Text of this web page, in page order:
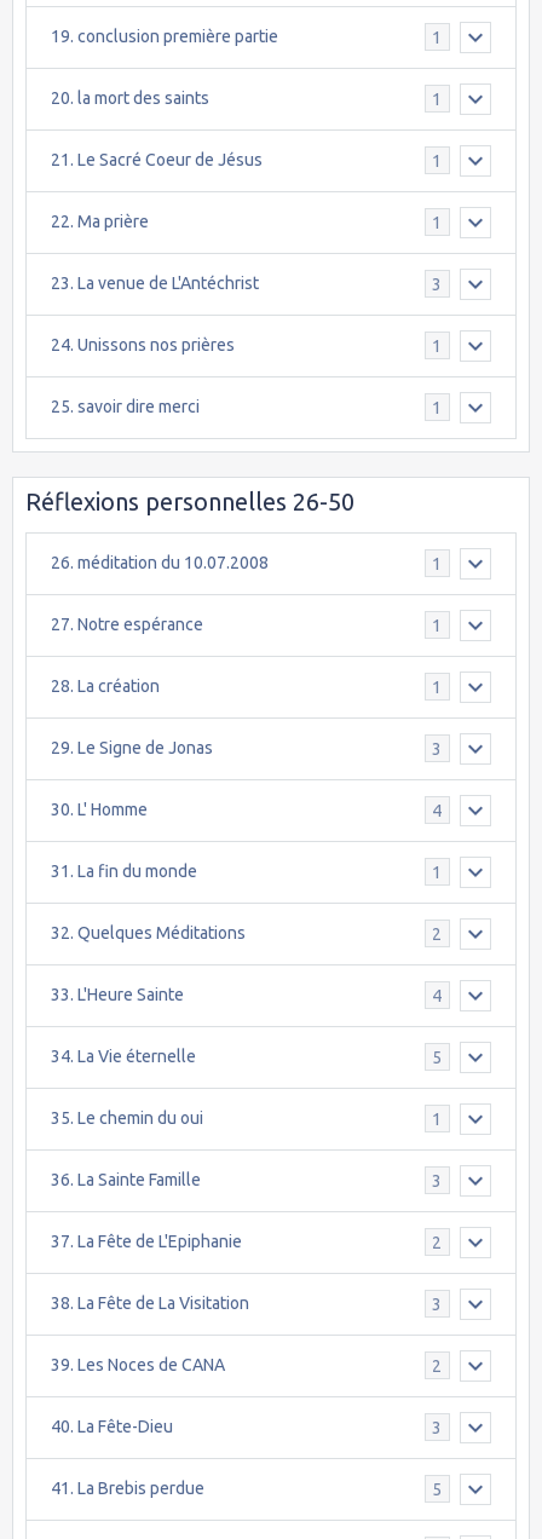
19. conclusion première partie 1
20. la mort des saints 1
21. Le Sacré Coeur de Jésus 1
22. Ma prière 1
23. La venue de L'Antéchrist 3
24. Unissons nos prières 1
25. savoir dire merci 1
Réflexions personnelles 26-50
26. méditation du 10.07.2008 1
27. Notre espérance 1
28. La création 1
29. Le Signe de Jonas 3
30. L' Homme 4
31. La fin du monde 1
32. Quelques Méditations 2
33. L'Heure Sainte 4
34. La Vie éternelle 5
35. Le chemin du oui 1
36. La Sainte Famille 3
37. La Fête de L'Epiphanie 2
38. La Fête de La Visitation 3
39. Les Noces de CANA 2
40. La Fête-Dieu 3
41. La Brebis perdue 5